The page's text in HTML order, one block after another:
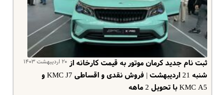
۲۰ اردیبهشت ۱۴۰۳ ثبت نام جدید کرمان موتور به قیمت کارخانه از
شنبه 21 اردیبهشت | فروش نقدی و اقساطی KMC J7 و
KMC A5 با تحویل 2 ماهه